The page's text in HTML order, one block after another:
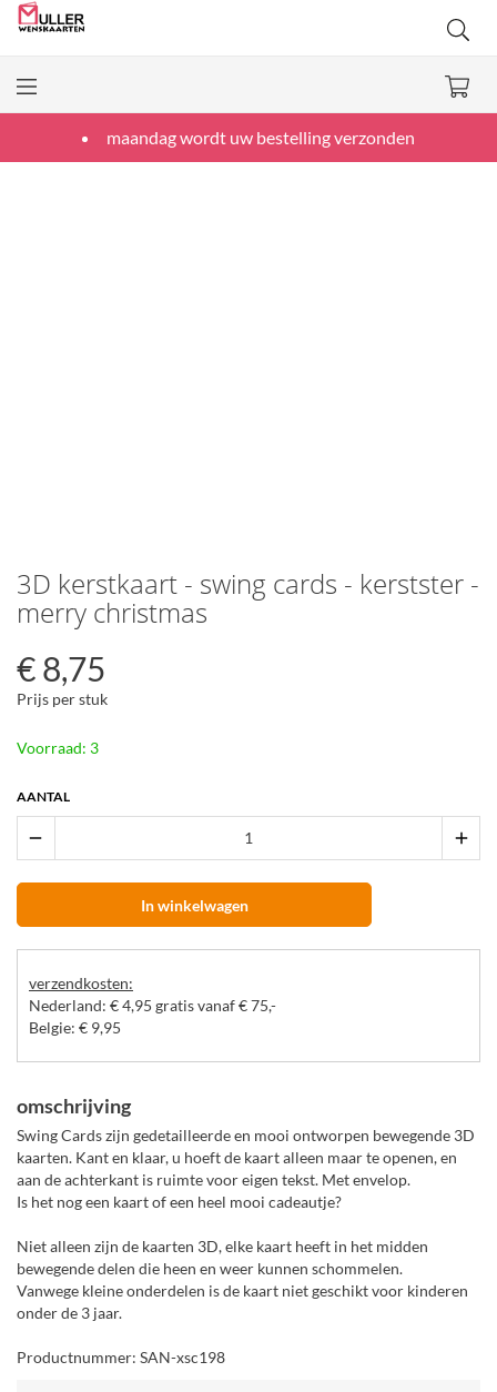
maandag wordt uw bestelling verzonden
3D kerstkaart - swing cards - kerstster -
merry christmas
€8,75
Prijs per stuk
Voorraad: 3
AANTAL
remove add
In winkelwagen
verzendkosten:
Nederland: € 4,95 gratis vanaf € 75,-
Belgie: € 9,95
omschrijving
Swing Cards zijn gedetailleerde en mooi ontworpen bewegende 3D
kaarten. Kant en klaar, u hoeft de kaart alleen maar te openen, en
aan de achterkant is ruimte voor eigen tekst. Met envelop.
Is het nog een kaart of een heel mooi cadeautje?
Niet alleen zijn de kaarten 3D, elke kaart heeft in het midden
bewegende delen die heen en weer kunnen schommelen.
Vanwege kleine onderdelen is de kaart niet geschikt voor kinderen
onder de 3 jaar.
Productnummer: SAN-xsc198